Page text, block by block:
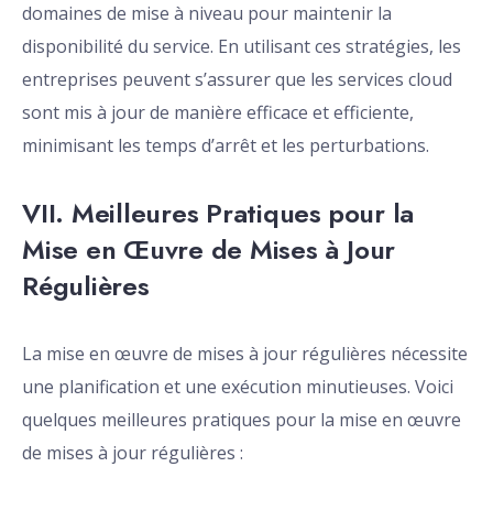
domaines de mise à niveau pour maintenir la
disponibilité du service. En utilisant ces stratégies, les
entreprises peuvent s’assurer que les services cloud
sont mis à jour de manière efficace et efficiente,
minimisant les temps d’arrêt et les perturbations.
VII. Meilleures Pratiques pour la
Mise en Œuvre de Mises à Jour
Régulières
La mise en œuvre de mises à jour régulières nécessite
une planification et une exécution minutieuses. Voici
quelques meilleures pratiques pour la mise en œuvre
de mises à jour régulières :